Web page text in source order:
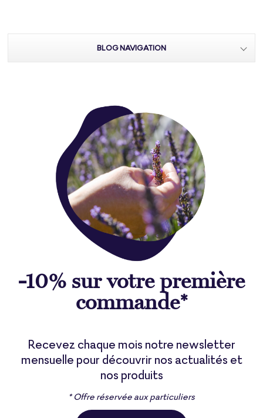
BLOG NAVIGATION
-10% sur votre première
commande*
Recevez chaque mois notre newsletter
mensuelle pour découvrir nos actualités et
nos produits
* Offre réservée aux particuliers